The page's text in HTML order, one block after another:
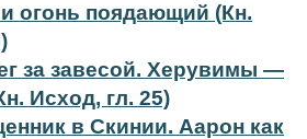
огонь поядающий (Кн.
за завесой. Херувимы —
Исход, гл. 25)
в Скинии. Аарон как